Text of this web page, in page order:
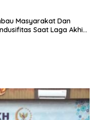
Masyarakat Dan
Saat Laga Akhir